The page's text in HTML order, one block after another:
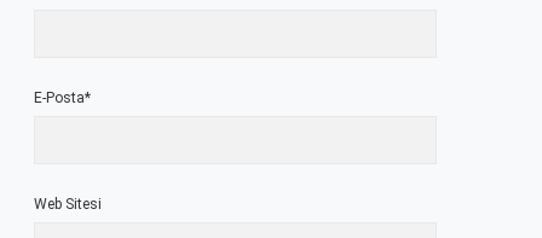
E-Posta*
Web Sitesi